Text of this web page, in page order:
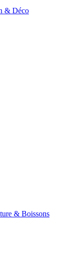
& Déco
& Boissons